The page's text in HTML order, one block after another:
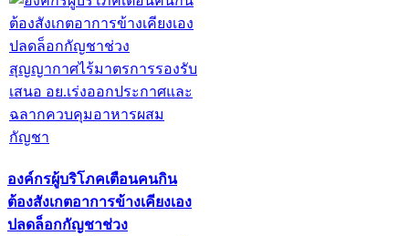
องค์กรผู้บริโภคเตือนคนกิน
ต้องสังเกตอาการข้างเคียงเอง
ปลดล็อกกัญชาช่วง